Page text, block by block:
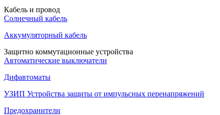
Кабель и провод
Солнечный кабель
Аккумуляторный кабель
Защитно коммутационные устройства
Автоматические выключатели
Дифавтоматы
УЗИП Устройства защиты от импульсных перенапряжений
Предохранители